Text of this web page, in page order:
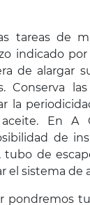
tareas de
indicado
de alargar
Conserva
la
En A
de
tubo de
el sistema de
pondremos